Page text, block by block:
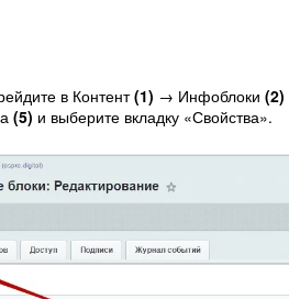
в Контент(1) → Инфоблоки (2)
(5) и выберите вкладку «Свойства».